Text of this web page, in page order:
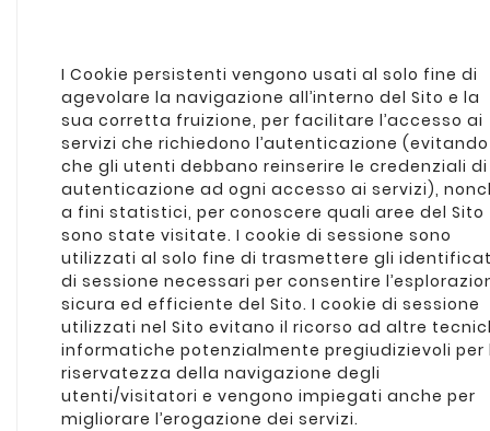
I Cookie persistenti vengono usati al solo fine di
agevolare la navigazione all’interno del Sito e la
sua corretta fruizione, per facilitare l’accesso ai
servizi che richiedono l’autenticazione (evitando
che gli utenti debbano reinserire le credenziali di
autenticazione ad ogni accesso ai servizi),
a fini statistici, per conoscere quali aree del Sito
sono state visitate. I cookie di sessione sono
utilizzati al solo fine di trasmettere gli
di sessione necessari per consentire
sicura ed efficiente del Sito. I cookie di sessione
utilizzati nel Sito evitano il ricorso ad altre
informatiche potenzialmente pregiudizievoli per
riservatezza della navigazione degli
utenti/visitatori e vengono impiegati anche per
migliorare l’erogazione dei servizi.